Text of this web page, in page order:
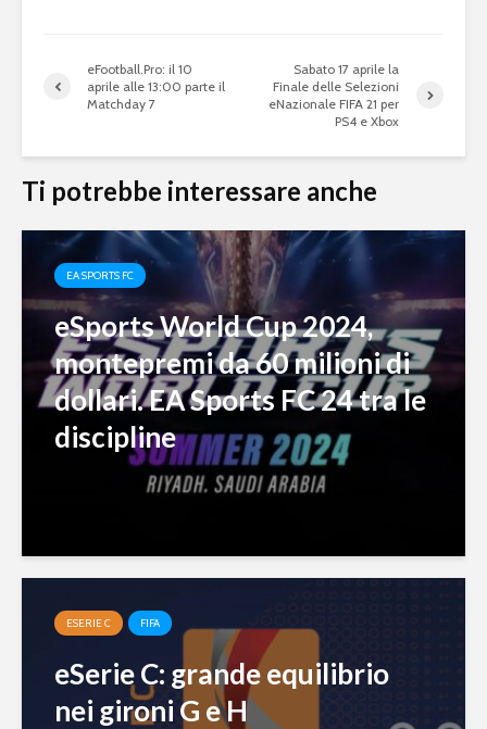
eFootball.Pro: il 10
aprile alle 13:00 parte il
Matchday 7
Sabato 17 aprile la
Finale delle Selezioni
eNazionale FIFA 21 per
PS4 e Xbox
Ti potrebbe interessare anche
EA SPORTS FC
eSports World Cup 2024,
montepremi da 60 milioni di
dollari. EA Sports FC 24 tra le
discipline
ESERIE C FIFA
eSerie C: grande equilibrio
nei gironi G e H